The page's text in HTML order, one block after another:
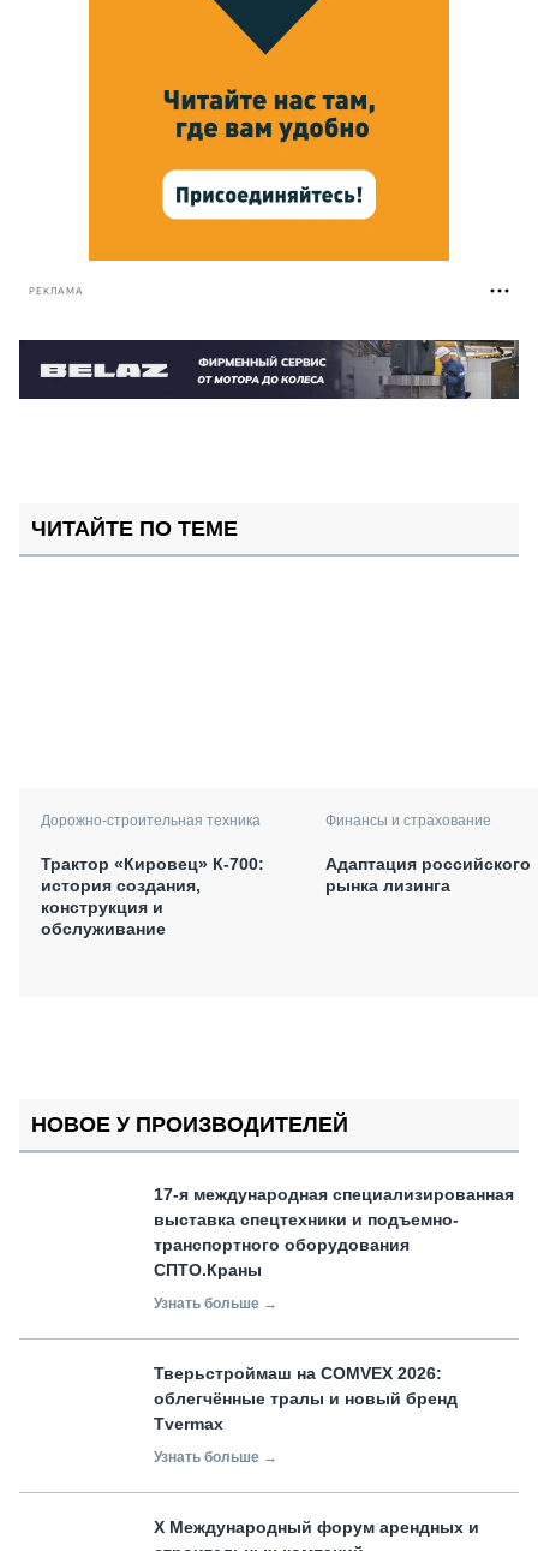
РЕКЛАМА
ЧИТАЙТЕ ПО ТЕМЕ
Дорожно-строительная техника
Трактор «Кировец» К-700:
история создания,
конструкция и
обслуживание
Финансы и страхование
Адаптация российского
рынка лизинга
НОВОЕ У ПРОИЗВОДИТЕЛЕЙ
17-я международная специализированная
выставка спецтехники и подъемно-
транспортного оборудования
СПТО.Краны
Узнать больше →
Тверьстроймаш на COMVEX 2026:
облегчённые тралы и новый бренд
Tvermax
Узнать больше →
X Международный форум арендных и